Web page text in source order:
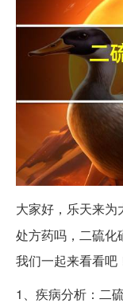
大家好，乐天来
处方药吗，二硫化
我们一起来看看吧
1、疾病分析：二